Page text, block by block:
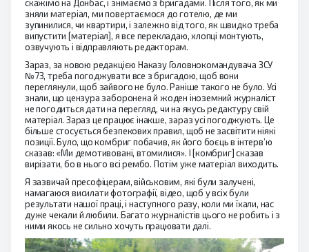
скажімо на Донбас, і знімаємо з бригадами. Після того, як ми
зняли матеріал, ми повертаємося до готелю, де ми
зупинилися, чи квартири, і залежно від того, як швидко треба
випустити [матеріал], я все перекладаю, хлопці монтують,
озвучують і відправляють редакторам.
Зараз, за новою редакцією Наказу Головнокомандувача ЗСУ
№73, треба погоджувати все з бригадою, щоб вони
переглянули, щоб зайвого не було. Раніше такого не було. Усі
знали, що цензура заборонена й жоден іноземний журналіст
не погодиться дати на перегляд, чи на якусь редактуру свій
матеріал. Зараз це працює інакше, зараз усі погоджують. Це
більше стосується безпекових правил, щоб не засвітити ніякі
позиції. Було, що комбриг побачив, як його боєць в інтерв’ю
сказав: «Ми демотивовані, втомилися». І [комбриг] сказав
вирізати, бо в нього всі рембо. Потім уже матеріал виходить.
Я зазвичай пресофіцерам, військовим, які були залучені,
намагаюся висилати фотографії, відео, щоб у всіх були
результати нашої праці, і наступного разу, коли ми їхали, нас
дуже чекали й любили. Багато журналістів цього не робить і з
ними якось не сильно хочуть працювати далі.